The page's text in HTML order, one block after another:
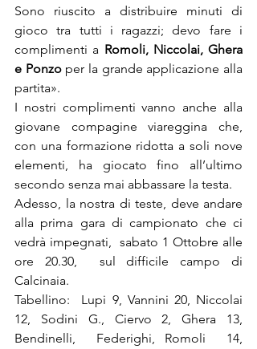
Sono riuscito a distribuire minuti di
gioco tra tutti i ragazzi; devo fare i
complimenti a Romoli, Niccolai, Ghera
e Ponzo per la grande applicazione alla
partita».
I nostri complimenti vanno anche alla
giovane compagine viareggina che,
con una formazione ridotta a soli nove
elementi, ha giocato fino all’ultimo
secondo senza mai abbassare la testa.
Adesso, la nostra di teste, deve andare
alla prima gara di campionato che ci
vedrà impegnati,  sabato 1 Ottobre alle
ore 20.30,  sul difficile campo di
Calcinaia.
Tabellino:
Lupi 9, Vannini 20, Niccolai
12, Sodini G., Ciervo 2, Ghera 13,
Bendinelli,  Federighi, Romoli  14,